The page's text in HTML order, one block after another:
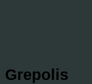
Grepolis